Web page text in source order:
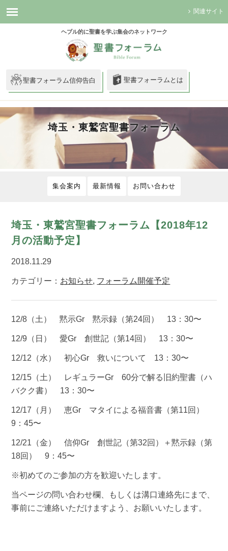
関連サイト
ヘブル的に聖書を学ぶ集会のネットワーク
聖書フォーラム信仰告白 聖書フォーラムとは
埼玉・東鷲宮聖書フォーラム
集会案内 最新情報 お問い合わせ
埼玉・東鷲宮聖書フォーラム【2018年12
月の活動予定】
2018.11.29
カテゴリー： お知らせ, フォーラム開催予定
12/8（土） 黙示Gr 黙示録（第24回） 13：30〜
12/9（日） 愛Gr 創世記（第14回） 13：30〜
12/12（水） 初心Gr 救いについて 13：30〜
12/15（土） レギュラーGr 60分で解る旧約聖書（ハ
バクク書） 13：30〜
12/17（月） 恵Gr マタイによる福音書（第11回）
9：45〜
12/21（金） 信仰Gr 創世記（第32回）＋黙示録（第
18回） 9：45〜
※初めてのご参加の方を歓迎いたします。
当ページの問い合わせ欄、もしくは溝口連絡先にまで、
事前にご連絡いただけますよう、お願いいたします。